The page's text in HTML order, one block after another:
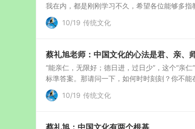
我在内，都是刚刚学习不久，希望各位能够多
10/19 传统文化
蔡礼旭老师：中国文化的心法是君、亲、
“能亲仁，无限好；德日进，过日少”，这个“亲
标準答案。那请问一下，如何时时刻刻？你不能
10/19 传统文化